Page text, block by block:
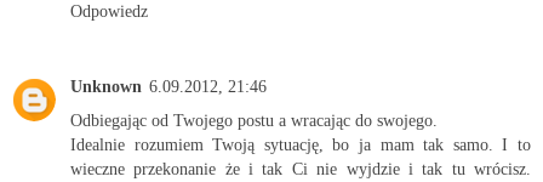
Odpowiedz
Unknown 6.09.2012, 21:46
Odbiegając od Twojego postu a wracając do swojego.
Idealnie rozumiem Twoją sytuację, bo ja mam tak samo. I to
wieczne przekonanie że i tak Ci nie wyjdzie i tak tu wrócisz.